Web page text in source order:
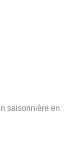
saisonnière en